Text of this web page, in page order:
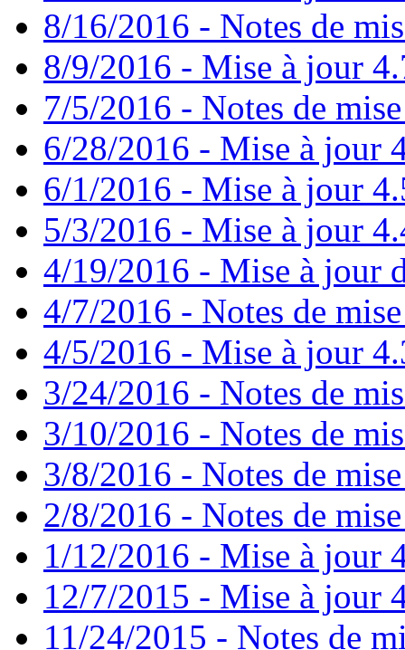
8/16/2016 - Notes de
8/9/2016 - Mise à jour
7/5/2016 - Notes de
6/28/2016 - Mise à jour
6/1/2016 - Mise à jour
5/3/2016 - Mise à jour
4/19/2016 - Mise à jour
4/7/2016 - Notes de
4/5/2016 - Mise à jour
3/24/2016 - Notes de
3/10/2016 - Notes de
3/8/2016 - Notes de
2/8/2016 - Notes de
1/12/2016 - Mise à jour
12/7/2015 - Mise à jour
11/24/2015 - Notes de